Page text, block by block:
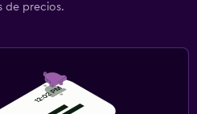
de precios.